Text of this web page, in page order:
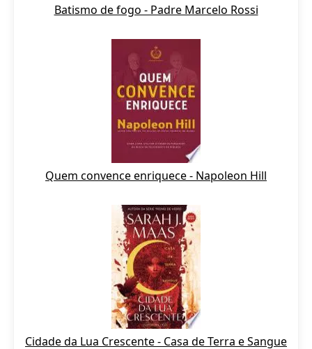
Batismo de fogo - Padre Marcelo Rossi
Quem convence enriquece - Napoleon Hill
Cidade da Lua Crescente - Casa de Terra e Sangue